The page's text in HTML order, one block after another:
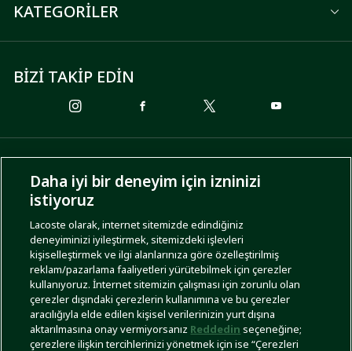
KATEGORİLER
BİZİ TAKİP EDİN
ÖDEME SEÇENEKLERİ
KARGO SEÇENEKLERİ
Daha iyi bir deneyim için izninizi
istiyoruz
Lacoste olarak, internet sitemizde edindiğiniz
deneyiminizi iyileştirmek, sitemizdeki işlevleri
kişiselleştirmek ve ilgi alanlarınıza göre özelleştirilmiş
reklam/pazarlama faaliyetleri yürütebilmek için çerezler
kullanıyoruz. İnternet sitemizin çalışması için zorunlu olan
çerezler dışındaki çerezlerin kullanımına ve bu çerezler
aracılığıyla elde edilen kişisel verilerinizin yurt dışına
aktarılmasına onay vermiyorsanız Reddedin seçeneğine;
çerezlere ilişkin tercihlerinizi yönetmek için ise “Çerezleri